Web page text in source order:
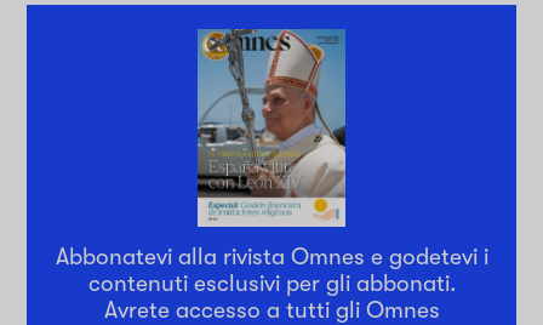
Abbonatevi alla rivista Omnes e godetevi i
contenuti esclusivi per gli abbonati.
Avrete accesso a tutti gli Omnes